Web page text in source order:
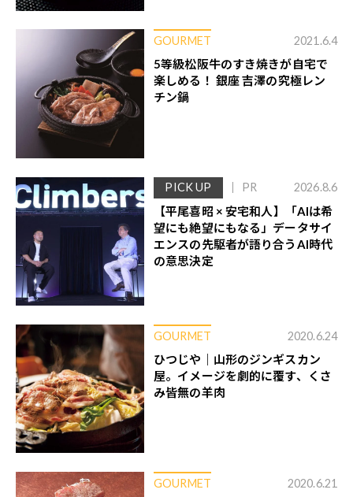
GOURMET 2021.6.4
5等級松阪牛のすき焼きが自宅で
楽しめる！ 銀座 吉澤の究極レン
チン鍋
PICK UP PR 2026.8.6
【平尾喜昭 × 安宅和人】「AIは希
望にも絶望にもなる」データサイ
エンスの先駆者が語り合うAI時代
の意思決定
GOURMET 2020.6.24
ひつじや｜山形のジンギスカン
屋。イメージを劇的に覆す、くさ
み皆無の羊肉
GOURMET 2020.6.21